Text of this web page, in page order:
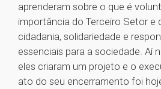
aprenderam sobre o que é
importância do Terceiro Setor e
cidadania, solidariedade e
essenciais para a sociedade. Aí
eles criaram um projeto e o
ato do seu encerramento foi